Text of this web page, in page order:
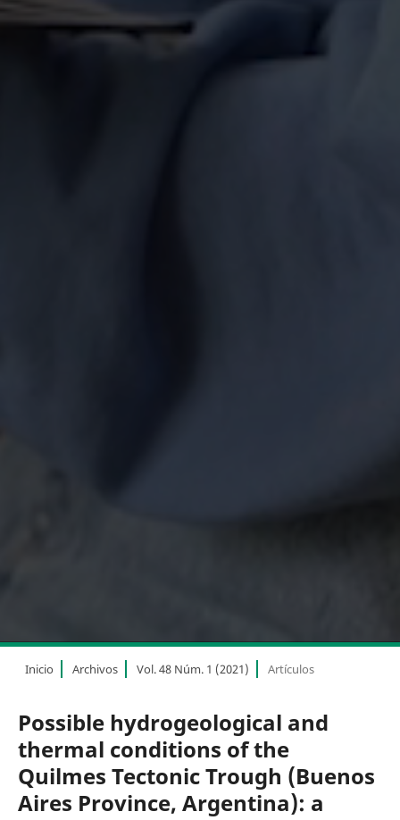
Inicio Archivos Vol. 48 Núm. 1 (2021) Artículos
Possible hydrogeological and
thermal conditions of the
Quilmes Tectonic Trough (Buenos
Aires Province, Argentina): a